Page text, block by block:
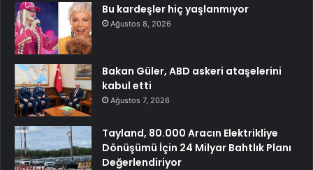
Bu kardeşler hiç yaşlanmıyor
Ağustos 8, 2026
Bakan Güler, ABD askeri ataşelerini
kabul etti
Ağustos 7, 2026
Tayland, 80.000 Aracın Elektrikliye
Dönüşümü İçin 24 Milyar Bahtlık Planı
Değerlendiriyor